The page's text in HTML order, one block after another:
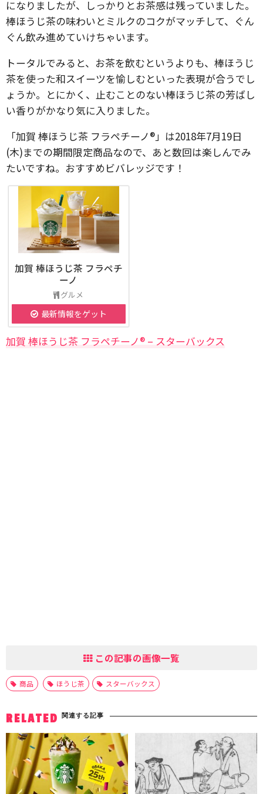
になりましたが、しっかりとお茶感は残っていました。
棒ほうじ茶の味わいとミルクのコクがマッチして、ぐん
ぐん飲み進めていけちゃいます。
トータルでみると、お茶を飲むというよりも、棒ほうじ
茶を使った和スイーツを愉しむといった表現が合うでし
ょうか。とにかく、止むことのない棒ほうじ茶の芳ばし
い香りがかなり気に入りました。
「加賀 棒ほうじ茶 フラペチーノ®」は2018年7月19日
(木)までの期間限定商品なので、あと数回は楽しんでみ
たいですね。おすすめビバレッジです！
加賀 棒ほうじ茶 フラペチ
ーノ
グルメ
最新情報をゲット
加賀 棒ほうじ茶 フラペチーノ® – スターバックス
この記事の画像一覧
商品 ほうじ茶 スターバックス
RELATED 関連する記事